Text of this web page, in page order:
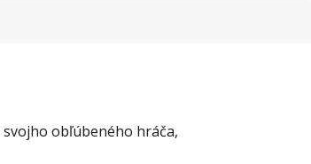
obľúbeného hráča,